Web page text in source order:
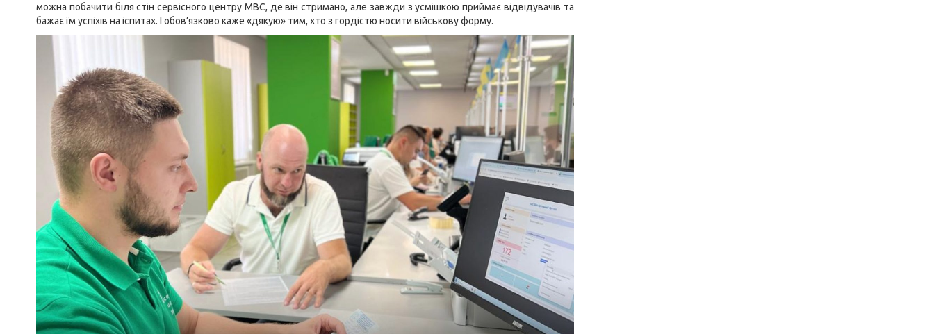
можна побачити біля стін сервісного центру МВС, де він стримано, але завжди з усмішкою приймає відвідувачів та
бажає їм успіхів на іспитах. І обов’язково каже «дякую» тим, хто з гордістю носити військову форму.